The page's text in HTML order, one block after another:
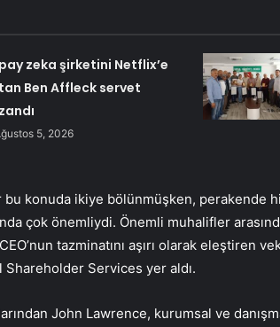
zeka şirketini Netflix’e
Ben Affleck servet
5, 2026
bu konuda ikiye bölünmüşken, perakende
çok önemliydi. Önemli muhalifler
tazminatını aşırı olarak eleştiren
Services yer aldı.
John Lawrence, kurumsal ve